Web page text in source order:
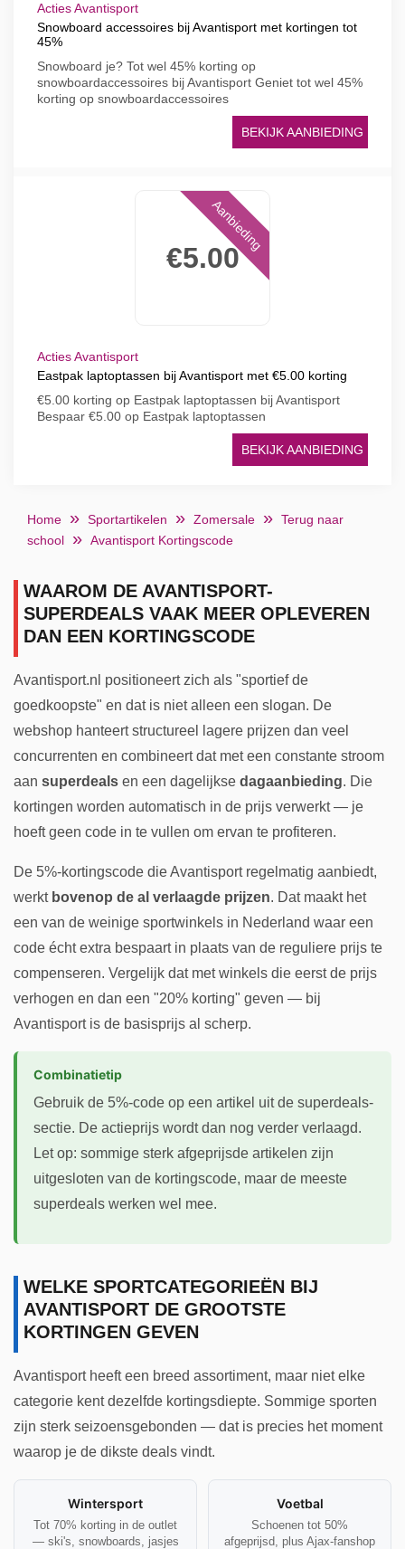
Acties Avantisport
Snowboard accessoires bij Avantisport met kortingen tot
45%
Snowboard je? Tot wel 45% korting op
snowboardaccessoires bij Avantisport Geniet tot wel 45%
korting op snowboardaccessoires
BEKIJK AANBIEDING
€5.00
Aanbieding
Acties Avantisport
Eastpak laptoptassen bij Avantisport met €5.00 korting
€5.00 korting op Eastpak laptoptassen bij Avantisport
Bespaar €5.00 op Eastpak laptoptassen
BEKIJK AANBIEDING
Home Sportartikelen Zomersale
Terug naar
school
Avantisport Kortingscode
WAAROM DE AVANTISPORT-
SUPERDEALS VAAK MEER OPLEVEREN
DAN EEN KORTINGSCODE
Avantisport.nl positioneert zich als "sportief de
goedkoopste" en dat is niet alleen een slogan. De
webshop hanteert structureel lagere prijzen dan veel
concurrenten en combineert dat met een constante stroom
aan superdeals en een dagelijkse dagaanbieding. Die
kortingen worden automatisch in de prijs verwerkt — je
hoeft geen code in te vullen om ervan te profiteren.
De 5%-kortingscode die Avantisport regelmatig aanbiedt,
werkt bovenop de al verlaagde prijzen. Dat maakt het
een van de weinige sportwinkels in Nederland waar een
code écht extra bespaart in plaats van de reguliere prijs te
compenseren. Vergelijk dat met winkels die eerst de prijs
verhogen en dan een "20% korting" geven — bij
Avantisport is de basisprijs al scherp.
Combinatietip
Gebruik de 5%-code op een artikel uit de superdeals-
sectie. De actieprijs wordt dan nog verder verlaagd.
Let op: sommige sterk afgeprijsde artikelen zijn
uitgesloten van de kortingscode, maar de meeste
superdeals werken wel mee.
WELKE SPORTCATEGORIEËN BIJ
AVANTISPORT DE GROOTSTE
KORTINGEN GEVEN
Avantisport heeft een breed assortiment, maar niet elke
categorie kent dezelfde kortingsdiepte. Sommige sporten
zijn sterk seizoensgebonden — dat is precies het moment
waarop je de dikste deals vindt.
Wintersport
Tot 70% korting in de outlet
— ski's, snowboards, jasjes
Voetbal
Schoenen tot 50%
afgeprijsd, plus Ajax-fanshop